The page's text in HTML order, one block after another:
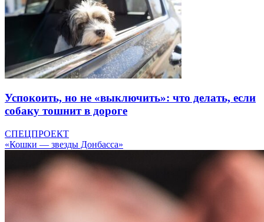
Успокоить, но не «выключить»: что делать, если
собаку тошнит в дороге
СПЕЦПРОЕКТ
«Кошки — звезды Донбасса»